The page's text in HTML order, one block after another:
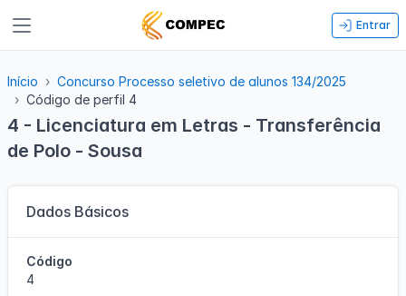
Entrar
Início
Concurso Processo seletivo de alunos 134/2025
Código de perfil 4
4 - Licenciatura em Letras - Transferência
de Polo - Sousa
Dados Básicos
Código
4